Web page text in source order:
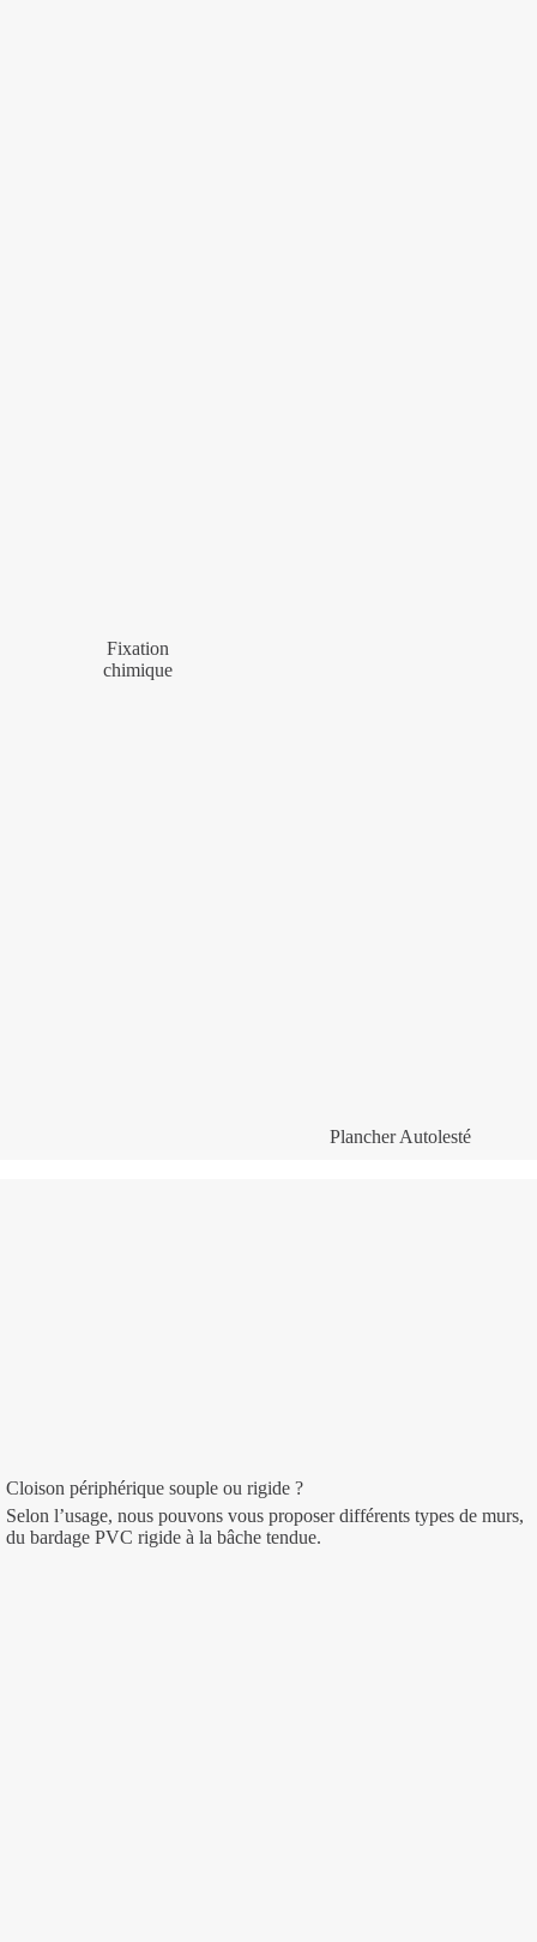
Fixation
chimique
Plancher Autolesté
Cloison périphérique souple ou rigide ?
Selon l’usage, nous pouvons vous proposer différents types de murs,
du bardage PVC rigide à la bâche tendue.